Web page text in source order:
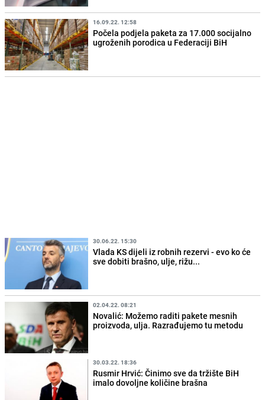
16.09.22. 12:58
Počela podjela paketa za 17.000 socijalno
ugroženih porodica u Federaciji BiH
30.06.22. 15:30
Vlada KS dijeli iz robnih rezervi - evo ko će
sve dobiti brašno, ulje, rižu...
02.04.22. 08:21
Novalić: Možemo raditi pakete mesnih
proizvoda, ulja. Razrađujemo tu metodu
30.03.22. 18:36
Rusmir Hrvić: Činimo sve da tržište BiH
imalo dovoljne količine brašna